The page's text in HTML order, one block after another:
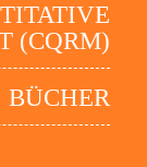
(CQRM)
BÜCHER